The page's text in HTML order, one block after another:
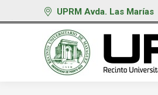
UPRM Avda. Las Marías